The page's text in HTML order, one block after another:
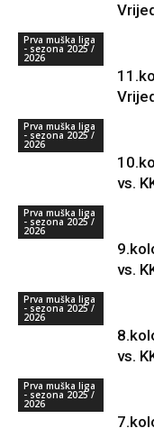
Prva muška liga
- sezona 2025 /
2026
Prva muška liga
- sezona 2025 /
2026
vs.
Prva muška liga
- sezona 2025 /
2026
vs.
Prva muška liga
- sezona 2025 /
2026
vs.
Prva muška liga
- sezona 2025 /
2026